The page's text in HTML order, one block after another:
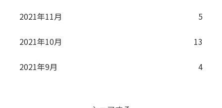
2021年11月 5
2021年10月 13
2021年9月 4